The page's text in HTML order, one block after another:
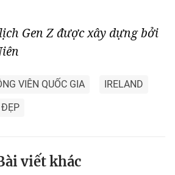
Gen Z được xây dựng bởi
VIÊN QUỐC GIA
IRELAND
ĐẸP
viết khác